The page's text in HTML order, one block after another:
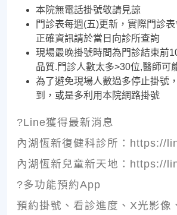
本院無電話掛號敬請見諒
門診表每週(五)更新，實際門診表
正確資訊請於當日向診所查詢
現場最晚掛號時間為門診結束前
品質.門診人數太多>30位,醫師可
為了避免現場人數過多停止掛號
到，或是多利用本院網路掛號
?Line獲得最新消息
內湖恆新復健科診所：https://
內湖恆新兒童新天地：https://
?多功能預約App
預約掛號、看診進度、X光影像